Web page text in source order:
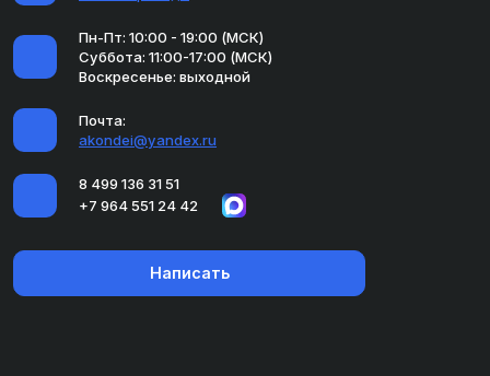
Пн-Пт: 10:00 - 19:00 (МСК)
Суббота: 11:00-17:00 (МСК)
Воскресенье: выходной
Почта:
akondei@yandex.ru
8 499 136 31 51
+7 964 551 24 42
Написать